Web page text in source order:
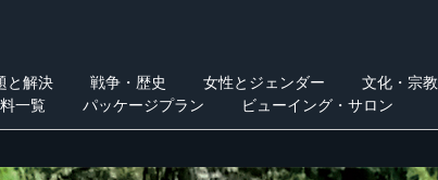
と解決 戦争・歴史 女性とジェンダー 文化・宗教
一覧 パッケージプラン ビューイング・サロン